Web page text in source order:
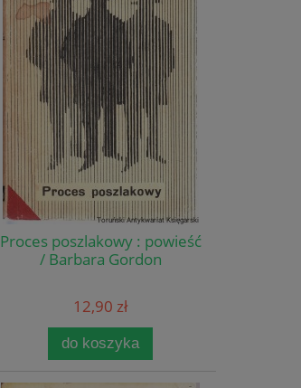
Proces poszlakowy : powieść
/ Barbara Gordon
12,90 zł
do koszyka